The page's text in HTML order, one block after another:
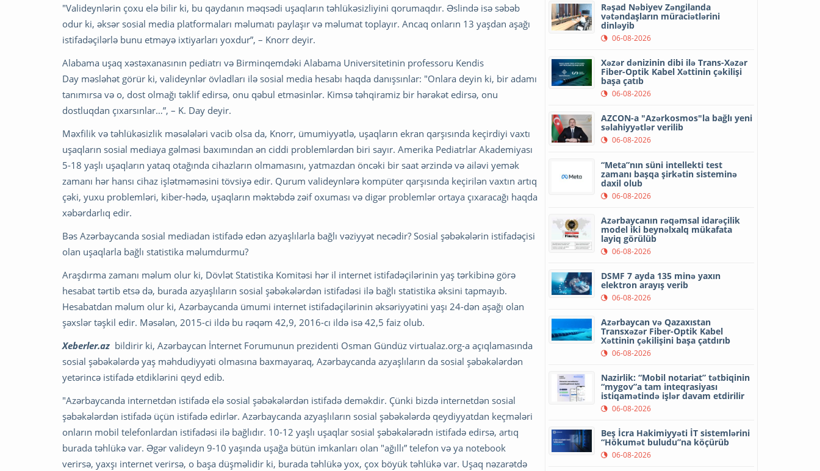
"Valideynlərin çoxu elə bilir ki, bu qaydanın məqsədi uşaqların təhlükəsizliyini qorumaqdır. Əslində isə səbəb
odur ki, əksər sosial media platformaları məlumatı paylaşır və məlumat toplayır. Ancaq onların 13 yaşdan aşağı
istifadəçilərlə bunu etməyə ixtiyarları yoxdur”, – Knorr deyir.
Alabama uşaq xəstəxanasının pediatrı və Birminqemdəki Alabama Universitetinin professoru Kendis
Day məsləhət görür ki, valideynlər övladları ilə sosial media hesabı haqda danışsınlar: "Onlara deyin ki, bir adamı
tanımırsa və o, dost olmağı təklif edirsə, onu qəbul etməsinlər. Kimsə təhqiramiz bir hərəkət edirsə, onu
dostluqdan çıxarsınlar…”, – K. Day deyir.
Məxfilik və təhlükəsizlik məsələləri vacib olsa da, Knorr, ümumiyyətlə, uşaqların ekran qarşısında keçirdiyi vaxtı
uşaqların sosial mediaya gəlməsi baxımından ən ciddi problemlərdən biri sayır. Amerika Pediatrlar Akademiyası
5-18 yaşlı uşaqların yataq otağında cihazların olmamasını, yatmazdan öncəki bir saat ərzində və ailəvi yemək
zamanı hər hansı cihaz işlətməməsini tövsiyə edir. Qurum valideynlərə kompüter qarşısında keçirilən vaxtın artıq
çəki, yuxu problemləri, kiber-hədə, uşaqların məktəbdə zəif oxuması və digər problemlər ortaya çıxaracağı haqda
xəbərdarlıq edir.
Bəs Azərbaycanda sosial mediadan istifadə edən azyaşlılarla bağlı vəziyyət necədir? Sosial şəbəkələrin istifadəçisi
olan uşaqlarla bağlı statistika məlumdurmu?
Araşdırma zamanı məlum olur ki, Dövlət Statistika Komitəsi hər il internet istifadəçilərinin yaş tərkibinə görə
hesabat tərtib etsə də, burada azyaşlıların sosial şəbəkələrdən istifadəsi ilə bağlı statistika əksini tapmayıb.
Hesabatdan məlum olur ki, Azərbaycanda ümumi internet istifadəçilərinin əksəriyyətini yaşı 24-dən aşağı olan
şəxslər təşkil edir. Məsələn, 2015-ci ildə bu rəqəm 42,9, 2016-cı ildə isə 42,5 faiz olub.
Xeberler.az bildirir ki, Azərbaycan İnternet Forumunun prezidenti Osman Gündüz virtualaz.org-a açıqlamasında
sosial şəbəkələrdə yaş məhdudiyyəti olmasına baxmayaraq, Azərbaycanda azyaşlıların da sosial şəbəkələrdən
yetərincə istifadə etdiklərini qeyd edib.
"Azərbaycanda internetdən istifadə elə sosial şəbəkələrdən istifadə deməkdir. Çünki bizdə internetdən sosial
şəbəkələrdən istifadə üçün istifadə edirlər. Azərbaycanda azyaşlıların sosial şəbəkələrdə qeydiyyatdan keçmələri
onların mobil telefonlardan istifadəsi ilə bağlıdır. 10-12 yaşlı uşaqlar sosial şəbəkələrədn istifadə edirsə, artıq
burada təhlükə var. Əgər valideyn 9-10 yaşında uşağa bütün imkanları olan "ağıllı” telefon və ya notebook
verirsə, yaxşı internet verirsə, o başa düşməlidir ki, burada təhlükə yox, çox böyük təhlükə var. Uşaq nəzarətdə
Rəşad Nəbiyev Zəngilanda
vətəndaşların müraciətlərini
dinləyib
06-08-2026
Xəzər dənizinin dibi ilə Trans-Xəzər
Fiber-Optik Kabel Xəttinin çəkilişi
başa çatıb
06-08-2026
AZCON-a "Azərkosmos"la bağlı yeni
səlahiyyətlər verilib
06-08-2026
“Meta”nın süni intellekti test
zamanı başqa şirkətin sisteminə
daxil olub
06-08-2026
Azərbaycanın rəqəmsal idarəçilik
model iki beynəlxalq mükafata
layiq görülüb
06-08-2026
DSMF 7 ayda 135 minə yaxın
elektron arayış verib
06-08-2026
Azərbaycan və Qazaxıstan
Transxəzər Fiber-Optik Kabel
Xəttinin çəkilişini başa çatdırıb
06-08-2026
Nazirlik: “Mobil notariat” tətbiqinin
“mygov”a tam inteqrasiyası
istiqamətində işlər davam etdirilir
06-08-2026
Beş İcra Hakimiyyəti İT sistemlərini
“Hökumət buludu”na köçürüb
06-08-2026